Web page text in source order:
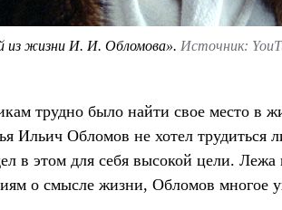
из жизни И. И. Обломова». Источник:
трудно было найти свое место в
Ильич Обломов не хотел трудиться
в этом для себя высокой цели. Лежа
о смысле жизни, Обломов многое